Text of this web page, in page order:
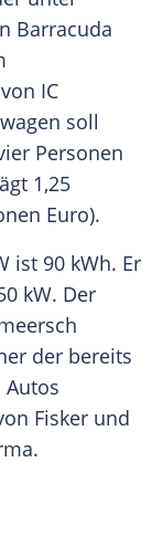
Barracuda
IC
soll
Personen
1,25
Euro).
ist 90 kWh. Er
kW. Der
der bereits
Autos
Fisker und